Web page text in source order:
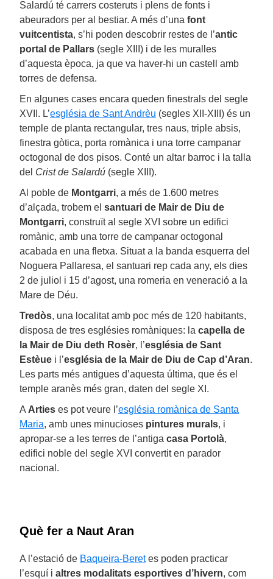
Salardú té carrers costeruts i plens de fonts i
abeuradors per al bestiar. A més d’una font
vuitcentista, s’hi poden descobrir restes de l’antic
portal de Pallars (segle XIII) i de les muralles
d’aquesta època, ja que va haver-hi un castell amb
torres de defensa.
En algunes cases encara queden finestrals del segle
XVII. L’església de Sant Andrèu (segles XII-XIII) és un
temple de planta rectangular, tres naus, triple absis,
finestra gòtica, porta romànica i una torre campanar
octogonal de dos pisos. Conté un altar barroc i la talla
del Crist de Salardú (segle XIII).
Al poble de Montgarri, a més de 1.600 metres
d’alçada, trobem el santuari de Mair de Diu de
Montgarri, construït al segle XVI sobre un edifici
romànic, amb una torre de campanar octogonal
acabada en una fletxa. Situat a la banda esquerra del
Noguera Pallaresa, el santuari rep cada any, els dies
2 de juliol i 15 d’agost, una romeria en veneració a la
Mare de Déu.
Tredòs, una localitat amb poc més de 120 habitants,
disposa de tres esglésies romàniques: la capella de
la Mair de Diu deth Rosèr, l’església de Sant
Estèue i l’església de la Mair de Diu de Cap d’Aran.
Les parts més antigues d’aquesta última, que és el
temple aranès més gran, daten del segle XI.
A Arties es pot veure l’església romànica de Santa
Maria, amb unes minucioses pintures murals, i
apropar-se a les terres de l’antiga casa Portolà,
edifici noble del segle XVI convertit en parador
nacional.
Què fer a Naut Aran
A l’estació de Baqueira-Beretes poden practicar
l’esquí i altres modalitats esportives d’hivern, com